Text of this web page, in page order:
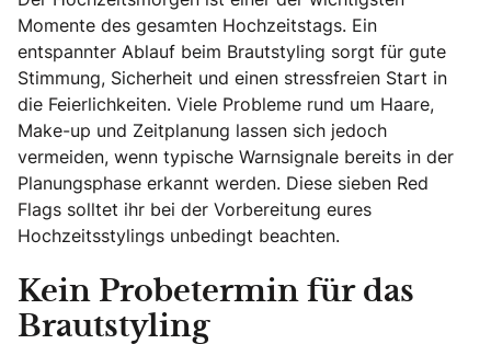
Momente des gesamten Hochzeitstags. Ein
entspannter Ablauf beim Brautstyling sorgt für gute
Stimmung, Sicherheit und einen stressfreien Start in
die Feierlichkeiten. Viele Probleme rund um Haare,
Make-up und Zeitplanung lassen sich jedoch
vermeiden, wenn typische Warnsignale bereits in der
Planungsphase erkannt werden. Diese sieben Red
Flags solltet ihr bei der Vorbereitung eures
Hochzeitsstylings unbedingt beachten.
Kein Probetermin für das
Brautstyling